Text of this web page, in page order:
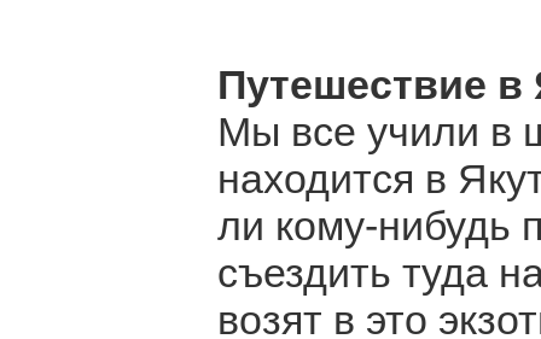
Путешествие
Мы все учили в
находится в
ли кому-нибудь
съездить туда
возят в это